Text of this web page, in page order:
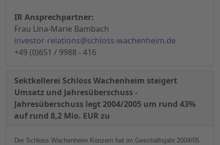
IR Ansprechpartner:
Frau Lina-Marie Bambach
investor-relations@schloss-wachenheim.de
+49 (0)651 / 9988 - 416
Sektkellerei Schloss Wachenheim steigert
Umsatz und Jahresüberschuss -
Jahresüberschuss legt 2004/2005 um rund 43%
auf rund 8,2 Mio. EUR zu
Der Schloss Wachenheim Konzern hat im Geschäftsjahr 2004/05